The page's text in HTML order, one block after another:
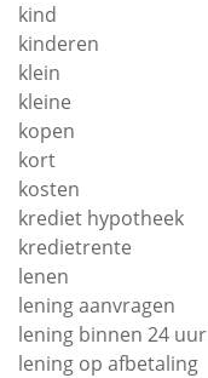
kind
kinderen
klein
kleine
kopen
kort
kosten
krediet hypotheek
kredietrente
lenen
lening aanvragen
lening binnen 24 uur
lening op afbetaling